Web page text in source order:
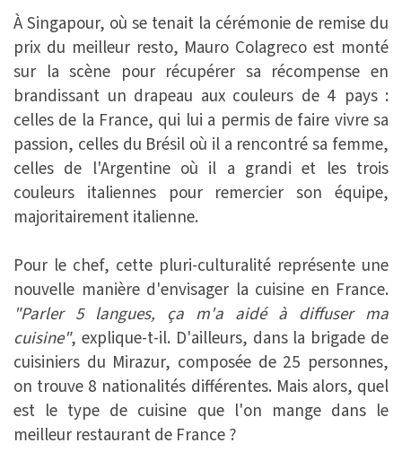
À Singapour, où se tenait la cérémonie de remise du
prix du meilleur resto, Mauro Colagreco est monté
sur la scène pour récupérer sa récompense en
brandissant un drapeau aux couleurs de 4 pays :
celles de la France, qui lui a permis de faire vivre sa
passion, celles du Brésil où il a rencontré sa femme,
celles de l'Argentine où il a grandi et les trois
couleurs italiennes pour remercier son équipe,
majoritairement italienne.
Pour le chef, cette pluri-culturalité représente une
nouvelle manière d'envisager la cuisine en France.
"Parler 5 langues, ça m'a aidé à diffuser ma
cuisine", explique-t-il. D'ailleurs, dans la brigade de
cuisiniers du Mirazur, composée de 25 personnes,
on trouve 8 nationalités différentes. Mais alors, quel
est le type de cuisine que l'on mange dans le
meilleur restaurant de France ?